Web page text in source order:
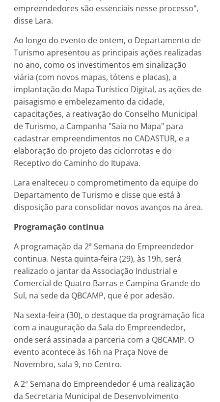
empreendedores são essenciais nesse processo",
disse Lara.
Ao longo do evento de ontem, o Departamento de
Turismo apresentou as principais ações realizadas
no ano, como os investimentos em sinalização
viária (com novos mapas, tótens e placas), a
implantação do Mapa Turístico Digital, as ações de
paisagismo e embelezamento da cidade,
capacitações, a reativação do Conselho Municipal
de Turismo, a Campanha "Saia no Mapa" para
cadastrar empreendimentos no CADASTUR, e a
elaboração do projeto das ciclorrotas e do
Receptivo do Caminho do Itupava.
Lara enalteceu o comprometimento da equipe do
Departamento de Turismo e disse que está à
disposição para consolidar novos avanços na área.
Programação continua
A programação da 2ª Semana do Empreendedor
continua. Nesta quinta-feira (29), às 19h, será
realizado o jantar da Associação Industrial e
Comercial de Quatro Barras e Campina Grande do
Sul, na sede da QBCAMP, que é por adesão.
Na sexta-feira (30), o destaque da programação fica
com a inauguração da Sala do Empreendedor,
onde será assinada a parceria com a QBCAMP. O
evento acontece às 16h na Praça Nove de
Novembro, sala 9, no Centro.
A 2ª Semana do Empreendedor é uma realização
da Secretaria Municipal de Desenvolvimento